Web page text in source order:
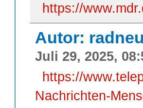
https://
Autor:
Juli 29, 2025,
https://
Nachrichten-